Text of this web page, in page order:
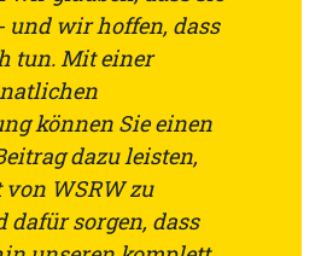
und wir hoffen, dass
tun. Mit einer
können Sie einen
dazu leisten,
WSRW zu
dafür sorgen, dass